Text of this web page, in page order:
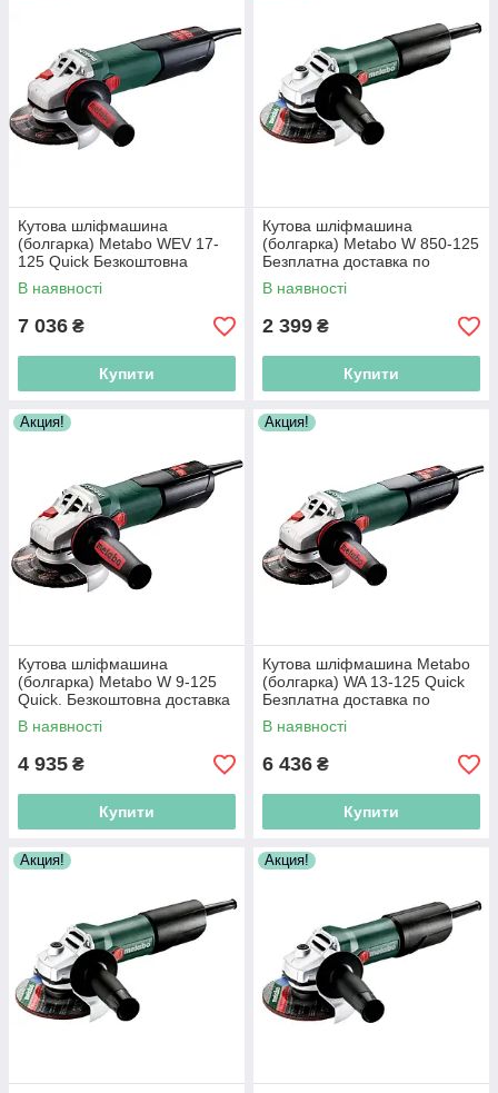
Кутова шліфмашина
(болгарка) Metabo WEV 17-
125 Quick Безкоштовна
доставка по Україні!
В наявності
7 036 ₴
Купити
Кутова шліфмашина
(болгарка) Metabo W 850-125
Безплатна доставка по
Україні!
В наявності
2 399 ₴
Купити
Акция!
Кутова шліфмашина
(болгарка) Metabo W 9-125
Quick. Безкоштовна доставка
по Україні!
В наявності
4 935 ₴
Купити
Акция!
Кутова шліфмашина Metabo
(болгарка) WA 13-125 Quick
Безплатна доставка по
Україні!
В наявності
6 436 ₴
Купити
Акция! Акция!